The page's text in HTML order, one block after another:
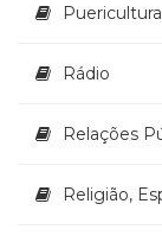
Puericultura
Rádio
Relações
Religião,